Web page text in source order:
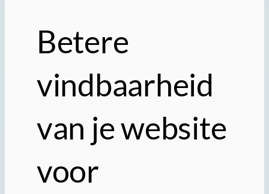
Betere
vindbaarheid
van je website
voor